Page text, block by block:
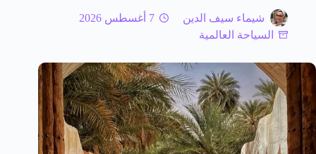
شيماء سيف الدين
7 أغسطس 2026
السياحة العالمية